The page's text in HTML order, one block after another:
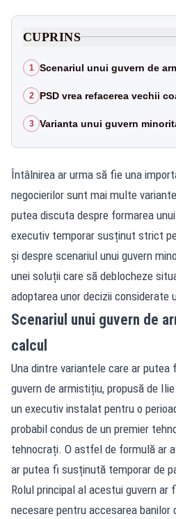
CUPRINS
1 Scenariul unui guvern de
2 PSD vrea refacerea vechii
3 Varianta unui guvern
Întâlnirea ar urma să fie una
negocierilor sunt mai multe
putea discuta despre formarea
executiv temporar susținut strict
și despre scenariul unui guvern
unei soluții care să deblocheze
adoptarea unor decizii considerate
Scenariul unui guvern de
calcul
Una dintre variantele care ar
guvern de armistițiu, propusă de
un executiv instalat pentru o
probabil condus de un premier
tehnocrați. O astfel de formulă ar
ar putea fi susținută temporar de
Rolul principal al acestui guvern ar
necesare pentru accesarea banilor